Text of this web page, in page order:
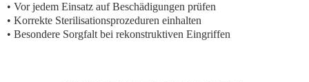
• Vor jedem Einsatz auf Beschädigungen prüfen
• Korrekte Sterilisationsprozeduren einhalten
• Besondere Sorgfalt bei rekonstruktiven Eingriffen